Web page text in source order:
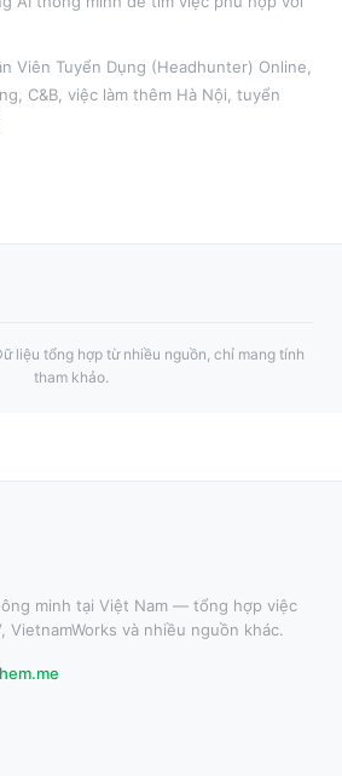
Viên Tuyển Dụng (Headhunter) Online
C&B , việc làm thêm Hà Nội , tuyển
liệu tổng hợp từ nhiều nguồn, chỉ mang tính
tham khảo.
minh tại Việt Nam — tổng hợp việc
VietnamWorks và nhiều nguồn khác.